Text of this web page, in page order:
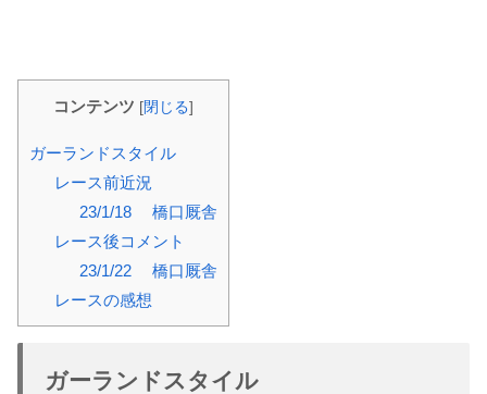
コンテンツ [閉じる]
ガーランドスタイル
レース前近況
23/1/18 橋口厩舎
レース後コメント
23/1/22 橋口厩舎
レースの感想
ガーランドスタイル